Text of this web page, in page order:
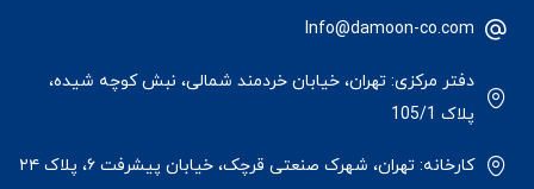
Info@damoon-co.com
دفتر مرکزی: تهران، خیابان خردمند شمالی، نبش کوچه شیده،
پلاک 105/1
کارخانه: تهران، شهرک صنعتی قرچک، خیابان پیشرفت ۶، پلاک ۲۴